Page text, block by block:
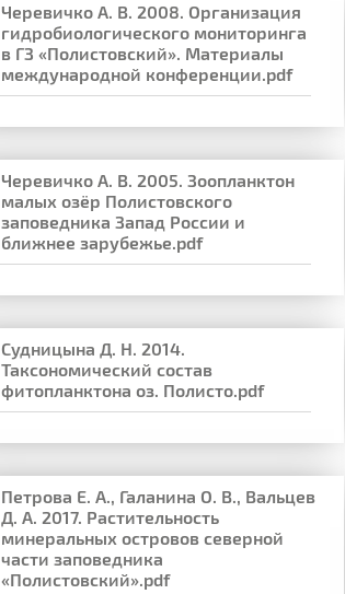
Черевичко А. В. 2008. Организация
гидробиологического мониторинга
в ГЗ «Полистовский». Материалы
международной конференции.pdf
Черевичко А. В. 2005. Зоопланктон
малых озёр Полистовского
заповедника Запад России и
ближнее зарубежье.pdf
Судницына Д. Н. 2014.
Таксономический состав
фитопланктона оз. Полисто.pdf
Петрова Е. А., Галанина О. В., Вальцев
Д. А. 2017. Растительность
минеральных островов северной
части заповедника
«Полистовский».pdf